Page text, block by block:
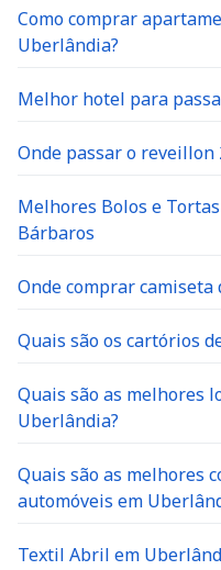
Como comprar
Uberlândia?
Melhor hotel para
Onde passar o reveillon
Melhores Bolos e
Bárbaros
Onde comprar
Quais são os cartórios
Quais são as melhores
Uberlândia?
Quais são as melhores
automóveis em
Textil Abril em